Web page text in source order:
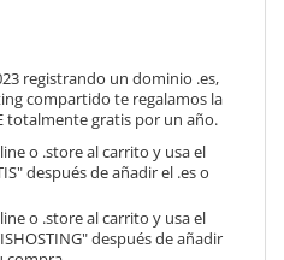
registrando un dominio .es,
compartido te regalamos la
totalmente gratis por un año.
o .store al carrito y usa el
después de añadir el .es o
o .store al carrito y usa el
después de añadir